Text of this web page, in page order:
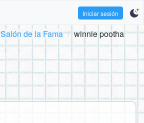
Iniciar sesión
Salón de la Fama winnie pootha